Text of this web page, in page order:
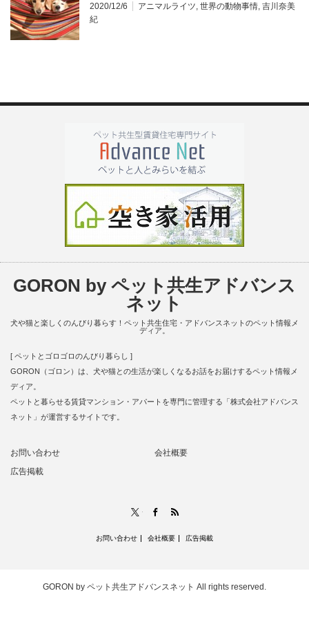
2020/12/6 アニマルライツ 世界の動物事情 吉川奈美
紀
GORON by ペット共生アドバンス
ネット
犬や猫と楽しくのんびり暮らす！ペット共生住宅・アドバンスネットのペット情報メ
ディア。
[ ペットとゴロゴロのんびり暮らし ]
GORON（ゴロン）は、犬や猫との生活が楽しくなるお話をお届けするペット情報メ
ディア。
ペットと暮らせる賃貸マンション・アパートを専門に管理する「株式会社アドバンス
ネット」が運営するサイトです。
お問い合わせ
会社概要
広告掲載
Facebook
お問い合わせ 会社概要 広告掲載
GORON by ペット共生アドバンスネット All rights reserved.